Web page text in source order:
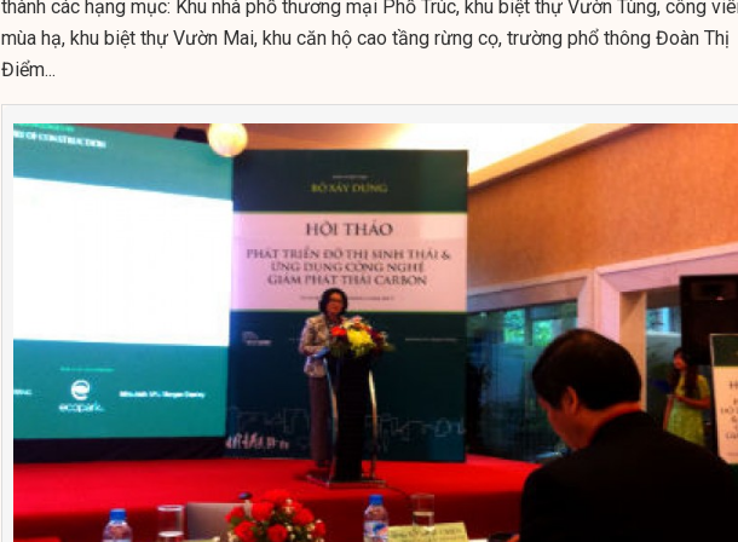
thành các hạng mục: Khu nhà phố thương mại Phố Trúc, khu biệt thự Vườn Tùng, công
mùa hạ, khu biệt thự Vườn Mai, khu căn hộ cao tầng rừng cọ, trường phổ thông Đoàn Thị
Điểm...